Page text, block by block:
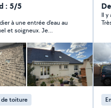
-Réfection des
toitures,
&
de Laillé 35131
: 5/5
à une entrée d'eau au
et soigneux. Je
toiture
ils
vous
Il y